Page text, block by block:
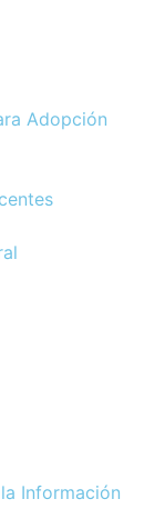
Adopción
Información